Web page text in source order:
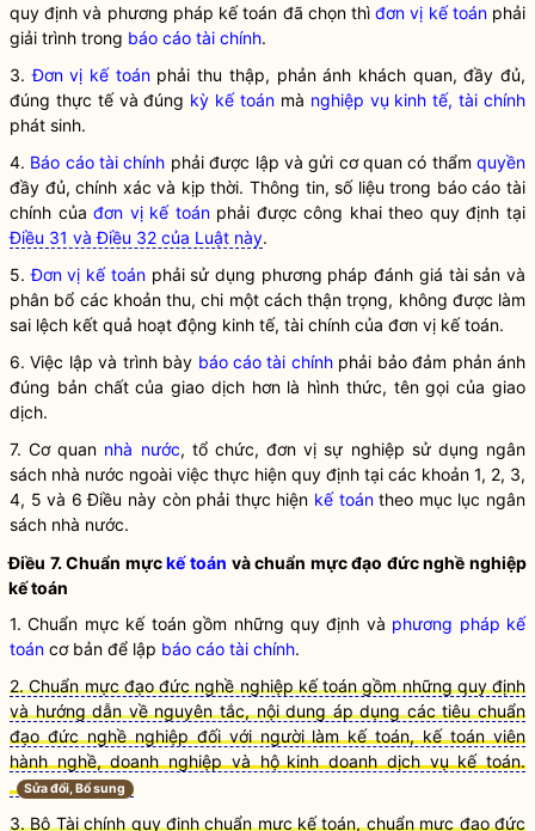
quy định và phương pháp kế toán đã chọn thìđơn vị kế toánphải
giải trình trong báo cáo tài chính.
3.Đơn vị kế toánphải thu thập, phản ánh khách quan, đầy đủ,
đúng thực tế và đúng kỳ kế toán mà nghiệp vụ kinh tế, tài chính
phát sinh.
4. Báo cáo tài chính phải được lập và gửi cơ quan có thẩmquyền
đầy đủ, chính xác và kịp thời. Thông tin, số liệu trong báo cáo tài
chính củađơn vị kế toánphải được công khai theo quy định tại
Điều 31 và Điều 32 của Luật này.
5.Đơn vị kế toánphải sử dụng phương pháp đánh giá tài sản và
phân bổ các khoản thu, chi một cách thận trọng, không được làm
sai lệch kết quả hoạt động kinh tế, tài chính của đơn vị kế toán.
6. Việc lập và trình bày báo cáo tài chínhphải bảo đảm phản ánh
đúng bản chất của giao dịch hơn là hình thức, tên gọi của giao
dịch.
7. Cơ quan nhà nước, tổ chức, đơn vị sự nghiệp sử dụng ngân
sách nhà nước ngoài việc thực hiện quy định tại các khoản 1, 2, 3,
4, 5 và 6 Điều này còn phải thực hiện kế toántheo mục lục ngân
sách nhà nước.
Điều 7. Chuẩn mựckế toán và chuẩn mực đạo đức nghề nghiệp
kế toán
1. Chuẩn mực kế toán gồm những quy định và phương pháp kế
toán cơ bản để lập báo cáo tài chính.
2. Chuẩn mực đạo đức nghề nghiệp kế toán gồm những quy định
và hướng dẫn về nguyên tắc, nội dung áp dụng các tiêu chuẩn
đạo đức nghề nghiệp đối với người làm kế toán, kế toán viên
hành nghề, doanh nghiệp và hộ kinh doanh dịch vụ kế toán.
Sửa đổi, Bổ sung
3. Bộ Tài chính quy định chuẩn mực kế toán, chuẩn mực đạo đức